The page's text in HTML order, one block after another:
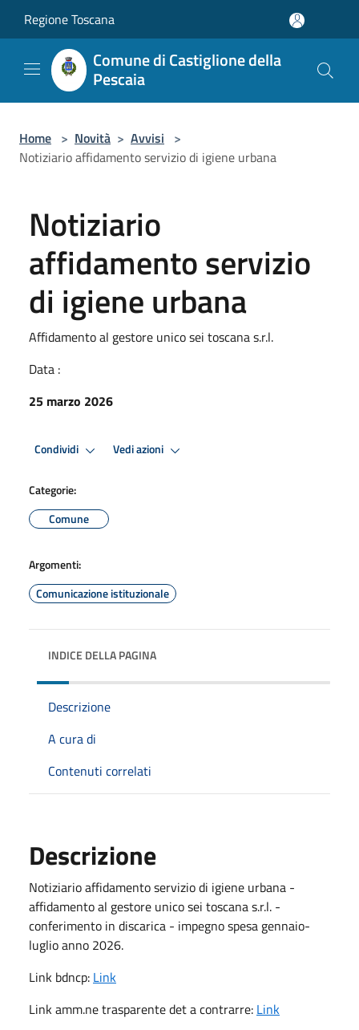
Regione Toscana
Comune di Castiglione della
Pescaia
Home > Novità > Avvisi >
Notiziario affidamento servizio di igiene urbana
Notiziario
affidamento servizio
di igiene urbana
Affidamento al gestore unico sei toscana s.r.l.
Data :
25 marzo 2026
Condividi Vedi azioni
Categorie:
Comune
Argomenti:
Comunicazione istituzionale
INDICE DELLA PAGINA
Descrizione
A cura di
Contenuti correlati
Descrizione
Notiziario affidamento servizio di igiene urbana -
affidamento al gestore unico sei toscana s.r.l. -
conferimento in discarica - impegno spesa gennaio-
luglio anno 2026.
Link bdncp: Link
Link amm.ne trasparente det a contrarre: Link